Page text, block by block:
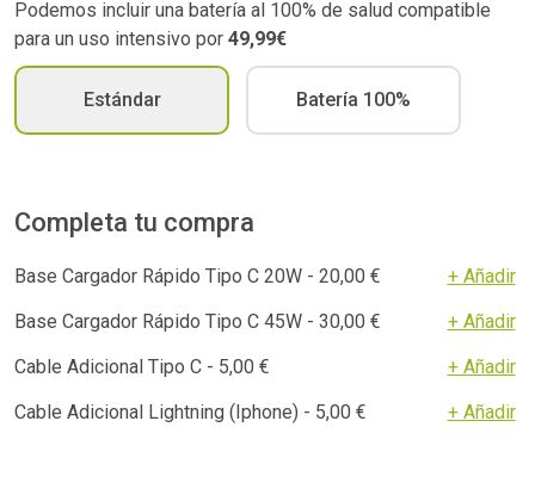
Podemos incluir una batería al 100% de salud compatible
para un uso intensivo por 49,99€
Estándar Batería 100%
Completa tu compra
Base Cargador Rápido Tipo C 20W - 20,00 €
+ Añadir
Base Cargador Rápido Tipo C 45W - 30,00 €
+ Añadir
Cable Adicional Tipo C - 5,00 €
+ Añadir
Cable Adicional Lightning (Iphone) - 5,00 €
+ Añadir